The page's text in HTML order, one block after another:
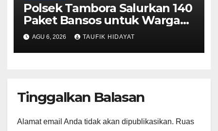
Polsek Tambora Salurkan 140
Paket Bansos untuk Warga
Slum Area, Wujud
Kepedulian Sambut HUT ke-
81 RI
AGU 6, 2026 TAUFIK HIDAYAT
Tinggalkan Balasan
Alamat email Anda tidak akan dipublikasikan. Ruas